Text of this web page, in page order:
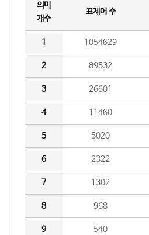
의미
개수
표제어 수
1 1054629
2 89532
3 26601
4 11460
5 5020
6 2322
7 1302
8 968
9 540